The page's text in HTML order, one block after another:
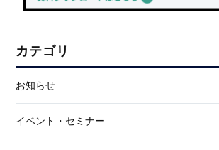
カテゴリ
お知らせ
イベント・セミナー